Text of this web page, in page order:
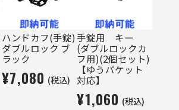
ハンドカフ(手錠)
ダブルロック ブ
ラック
¥7,080 (税込)
手錠用 キー
(ダブルロックカ
フ用)(2個セット)
【ゆうパケット
対応】
¥1,060 (税込)